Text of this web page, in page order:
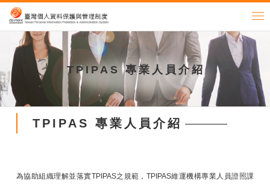
TPIPAS 專業人員介紹
TPIPAS 專業人員介紹
為協助組織理解並落實TPIPAS之規範，TPIPAS維運機構專業人員證照課